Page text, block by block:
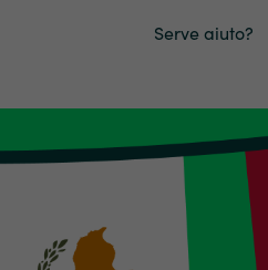
Serve aiuto?